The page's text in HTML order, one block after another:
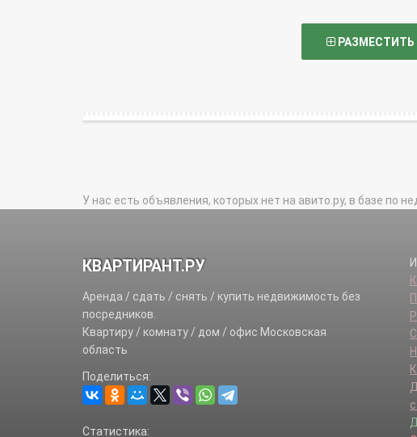
РАЗМЕСТИТЬ
У нас есть объявления, которых нет на авито.ру, в базе по
КВАРТИРАНТ.РУ
Аренда / сдать / снять / купить недвижимость без
посредников.
Квартиру / комнату / дом / офис Московская
область
Поделиться:
Статистика: